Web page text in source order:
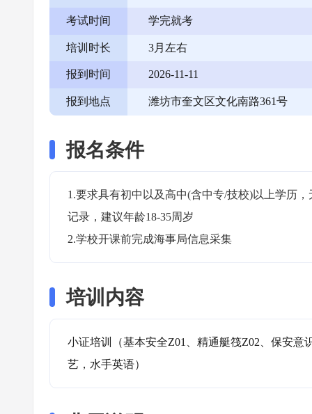
考试时间 学完就考
培训时长 3月左右
报到时间 2026-11-11
报到地点 潍坊市奎文区文化南路361号
报名条件
1.要求具有初中以及高中(含中专/技校)以上学历
记录，建议年龄18-35周岁
2.学校开课前完成海事局信息采集
培训内容
小证培训（基本安全Z01、精通艇筏Z02、保安
艺，水手英语）